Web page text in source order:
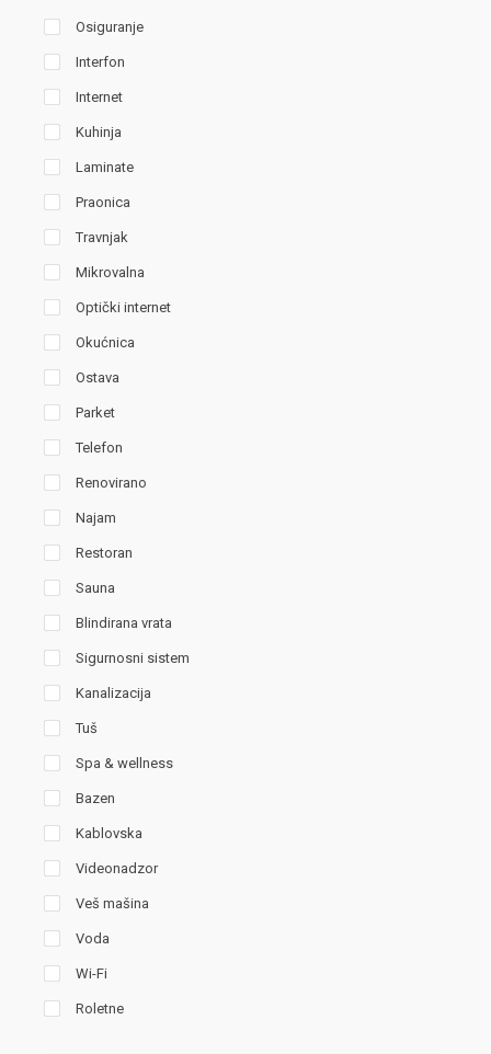
Osiguranje
Interfon
Internet
Kuhinja
Laminate
Praonica
Travnjak
Mikrovalna
Optički internet
Okućnica
Ostava
Parket
Telefon
Renovirano
Najam
Restoran
Sauna
Blindirana vrata
Sigurnosni sistem
Kanalizacija
Tuš
Spa & wellness
Bazen
Kablovska
Videonadzor
Veš mašina
Voda
Wi-Fi
Roletne